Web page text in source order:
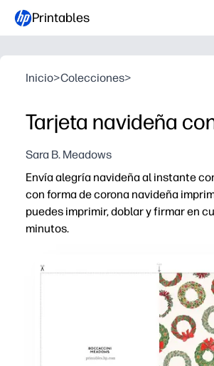
Printables
Inicio>Colecciones>
Tarjeta navideña
Sara B. Meadows
Envía alegría navideña al instante
con forma de corona navideña
puedes imprimir, doblar y firmar en
minutos.
Sin preparación: imprima en
Versátiles para todos: las
Interesante para los niños:
Siempre a mano: reimprima